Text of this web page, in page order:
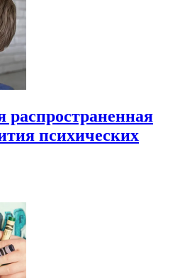
распространенная
психических